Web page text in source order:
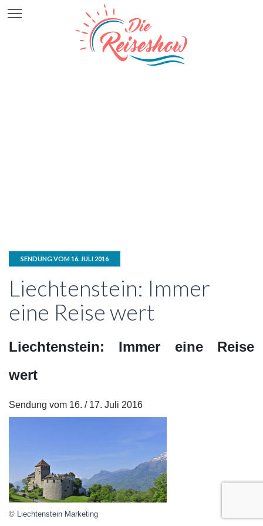
SENDUNG VOM 16. JULI 2016
Liechtenstein: Immer
eine Reise wert
Liechtenstein: Immer eine Reise
wert
Sendung vom 16. / 17. Juli 2016
© Liechtenstein Marketing